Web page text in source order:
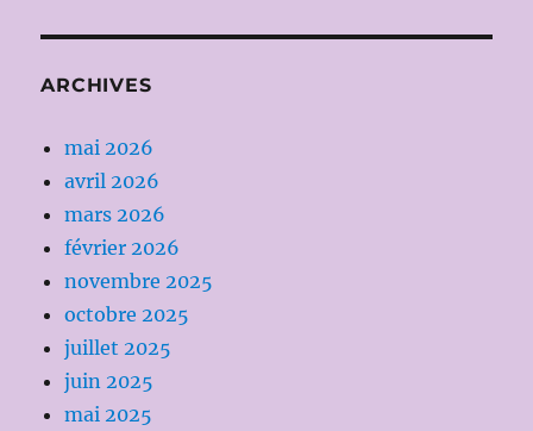
ARCHIVES
mai 2026
avril 2026
mars 2026
février 2026
novembre 2025
octobre 2025
juillet 2025
juin 2025
mai 2025